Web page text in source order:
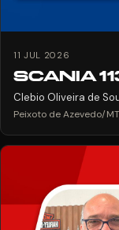
11 JUL 2026
SCANIA
Clebio Oliveira de
Peixoto de Azevedo/MT